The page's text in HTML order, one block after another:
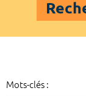
Mots-clés :